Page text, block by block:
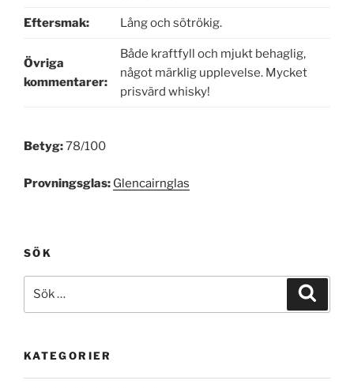
Eftersmak: Lång och sötrökig.
Övriga
kommentarer:
Både kraftfyll och mjukt behaglig,
något märklig upplevelse. Mycket
prisvärd whisky!
Betyg:78/100
Provningsglas: Glencairnglas
SÖK
efter:
KATEGORIER